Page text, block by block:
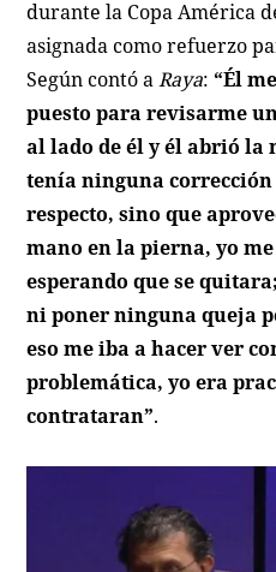
durante la Copa América
asignada como refuerzo
Según contó aRaya: “Él
puesto para revisarme
al lado de él y él abrió la
tenía ninguna
respecto, sino que
mano en la pierna, yo
esperando que se
ni poner ninguna queja
eso me iba a hacer ver
problemática, yo era
contrataran”.